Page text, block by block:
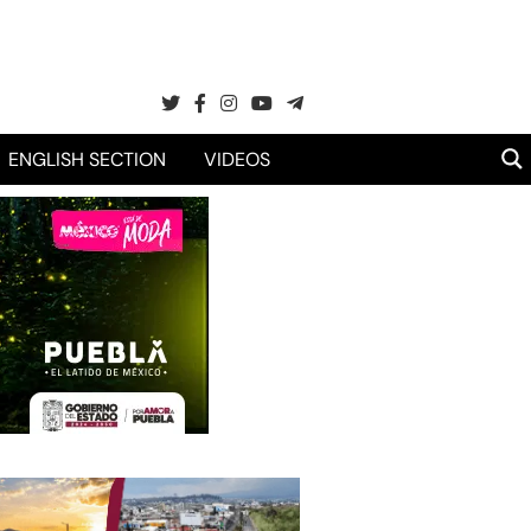
ENGLISH SECTION VIDEOS